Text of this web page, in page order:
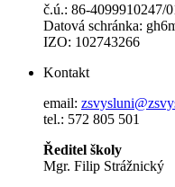
č.ú.: 86-4099910247/
Datová schránka:
IZO: 102743266
Kontakt
email:
tel.: 572 805 501
Ředitel školy
Mgr. Filip Strážnický